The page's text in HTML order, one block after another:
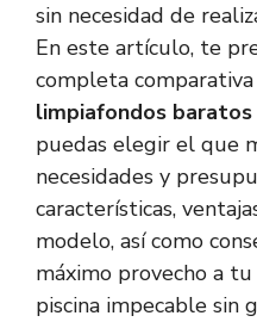
sin necesidad de
En este artículo, te
completa
limpiafondos baratos
puedas elegir el que
necesidades y
características,
modelo, así como
máximo provecho a
piscina impecable sin